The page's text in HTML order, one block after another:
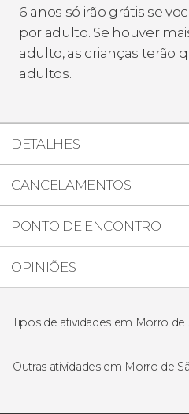
6 anos só irão grátis se
por adulto. Se houver
adulto, as crianças terão
adultos.
DETALHES
CANCELAMENTOS
PONTO DE ENCONTRO
OPINIÕES
Tipos de atividades em Morro de
Passeios de barco
Outras atividades em Morro de
Batismo de mergulho em